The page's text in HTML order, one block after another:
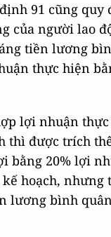
91 cũng quy
của người lao
tiền lương
thực hiện
lợi nhuận
thì được trích
bằng 20% lợi
hoạch, nhưng
lương bình